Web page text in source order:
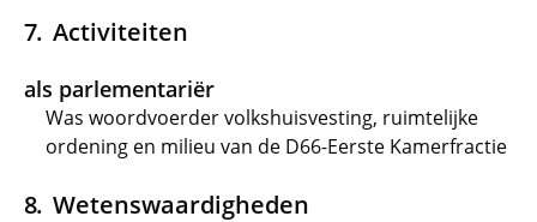
Activiteiten
als parlementariër
Was woordvoerder volkshuisvesting, ruimtelijke
ordening en milieu van de D66-Eerste Kamerfractie
Wetenswaardigheden